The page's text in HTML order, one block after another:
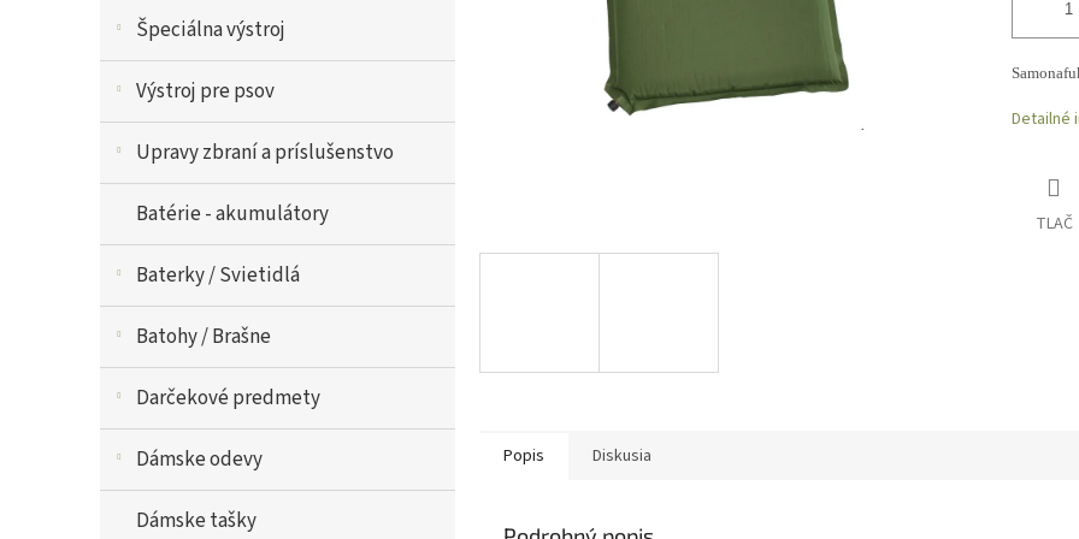
Špeciálna výstroj
Výstroj pre psov
Upravy zbraní a príslušenstvo
Batérie - akumulátory
Baterky / Svietidlá
Batohy / Brašne
Darčekové predmety
Dámske odevy
Dámske tašky
Detailné
TLAČ
Popis Diskusia